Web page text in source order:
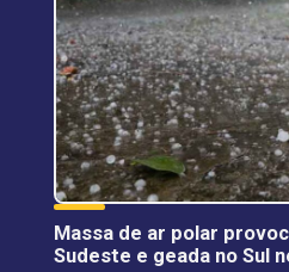
Massa de ar polar
Sudeste e geada no Sul